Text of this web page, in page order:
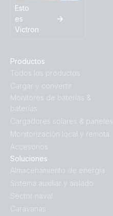
Esto
es
Victron
Productos
Todos los productos
Cargar y convertir
Monitores de baterías &
baterías
Cargadores solares & paneles
Monitorización local y remota
Accesorios
Soluciones
Almacenamiento de energía
Sistema auxiliar y aislado
Sector naval
Caravanas